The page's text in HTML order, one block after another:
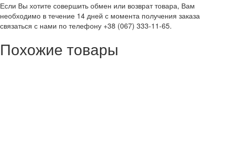
Если Вы хотите совершить обмен или возврат товара, Вам
необходимо в течение 14 дней с момента получения заказа
связаться с нами по телефону +38 (067) 333-11-65.
Похожие товары